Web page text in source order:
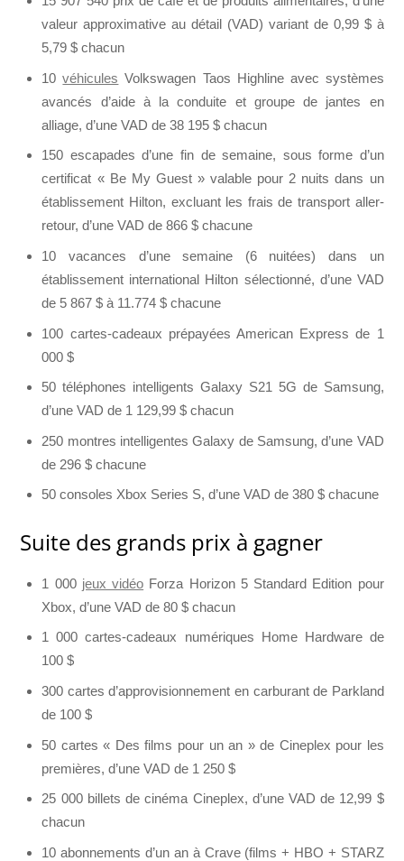
valeur approximative au détail (VAD) variant de 0,99 $ à
5,79 $ chacun
10véhicules Volkswagen Taos Highline avec systèmes
avancés d’aide à la conduite et groupe de jantes en
alliage, d’une VAD de 38 195 $ chacun
150 escapades d’une fin de semaine, sous forme d’un
certificat « Be My Guest » valable pour 2 nuits dans un
établissement Hilton, excluant les frais de transport aller-
retour, d’une VAD de 866 $ chacune
10 vacances d’une semaine (6 nuitées) dans un
établissement international Hilton sélectionné, d’une VAD
de 5 867 $ à 11.774 $ chacune
100 cartes-cadeaux prépayées American Express de 1
000 $
50 téléphones intelligents Galaxy S21 5G de Samsung,
d’une VAD de 1 129,99 $ chacun
250 montres intelligentes Galaxy de Samsung, d’une VAD
de 296 $ chacune
50 consoles Xbox Series S, d’une VAD de 380 $ chacune
Suite des grands prix à gagner
1 000 jeux vidéo Forza Horizon 5 Standard Edition pour
Xbox, d’une VAD de 80 $ chacun
1 000 cartes-cadeaux numériques Home Hardware de
100 $
300 cartes d’approvisionnement en carburant de Parkland
de 100 $
50 cartes « Des films pour un an » de Cineplex pour les
premières, d’une VAD de 1 250 $
25 000 billets de cinéma Cineplex, d’une VAD de 12,99 $
chacun
10 abonnements d’un an à Crave (films + HBO + STARZ